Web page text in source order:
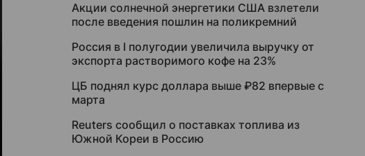
Акции солнечной энергетики США взлетели
после введения пошлин на поликремний
Россия в I полугодии увеличила выручку от
экспорта растворимого кофе на 23%
ЦБ поднял курс доллара выше ₽82 впервые с
марта
Reuters сообщил о поставках топлива из
Южной Кореи в Россию